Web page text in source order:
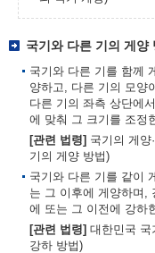
국기와 다른 기의 게양
국기와 다른 기를 함께
양하고, 다른 기의 모양
다른 기의 좌측 상단에
에 맞춰 그 크기를 조정
[관련 법령] 국기의 게양
기의 게양 방법)
국기와 다른 기를 같이
는 그 이후에 게양하며,
에 또는 그 이전에 강하
[관련 법령] 대한민국 국
강하 방법)